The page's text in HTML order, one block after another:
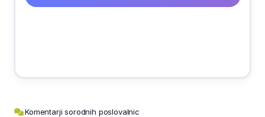
Komentarji sorodnih poslovalnic